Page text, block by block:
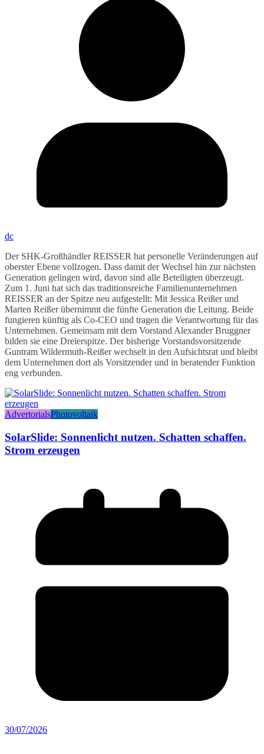
dc
Der SHK-Großhändler REISSER hat personelle Veränderungen auf
oberster Ebene vollzogen. Dass damit der Wechsel hin zur nächsten
Generation gelingen wird, davon sind alle Beteiligten überzeugt.
Zum 1. Juni hat sich das traditionsreiche Familienunternehmen
REISSER an der Spitze neu aufgestellt: Mit Jessica Reißer und
Marten Reißer übernimmt die fünfte Generation die Leitung. Beide
fungieren künftig als Co-CEO und tragen die Verantwortung für das
Unternehmen. Gemeinsam mit dem Vorstand Alexander Bruggner
bilden sie eine Dreierspitze. Der bisherige Vorstandsvorsitzende
Guntram Wildermuth-Reißer wechselt in den Aufsichtsrat und bleibt
dem Unternehmen dort als Vorsitzender und in beratender Funktion
eng verbunden.
AdvertorialsPhotovoltaik
SolarSlide: Sonnenlicht nutzen. Schatten schaffen.
Strom erzeugen
30/07/2026